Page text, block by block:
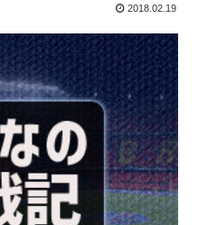
2018.02.19